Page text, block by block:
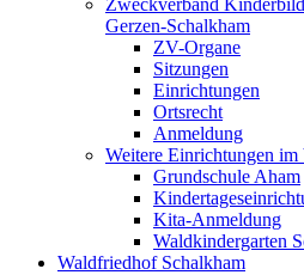
Zweckverband
Gerzen-Schalkham
ZV-Organe
Sitzungen
Einrichtungen
Ortsrecht
Anmeldung
Weitere Einrichtungen
Grundschule Aham
Kita-Anmeldung
Waldkindergarten
Waldfriedhof Schalkham